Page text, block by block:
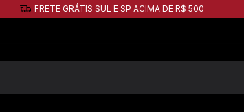
5% de desconto no PIX!